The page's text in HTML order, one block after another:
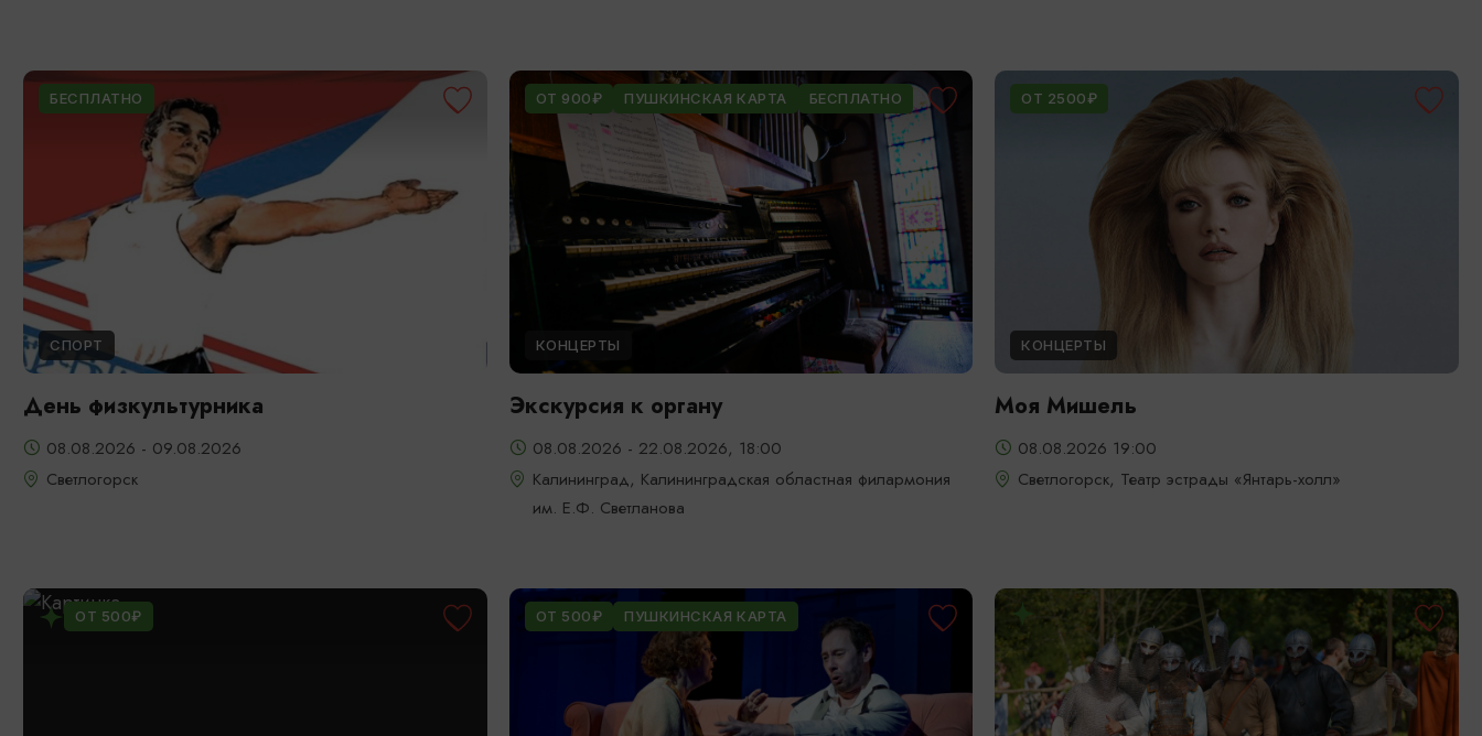
БЕСПЛАТНО
СПОРТ
День физкультурника
08.08.2026 - 09.08.2026
Светлогорск
ОТ 900₽ ПУШКИНСКАЯ КАРТА БЕСПЛАТНО
КОНЦЕРТЫ
Экскурсия к органу
08.08.2026 - 22.08.2026, 18:00
Калининград, Калининградская областная филармония
им. Е.Ф. Светланова
ОТ 2500₽
КОНЦЕРТЫ
Моя Мишель
08.08.2026 19:00
Светлогорск, Театр эстрады «Янтарь-холл»
ОТ 500₽ ОТ 500₽ ПУШКИНСКАЯ КАРТА